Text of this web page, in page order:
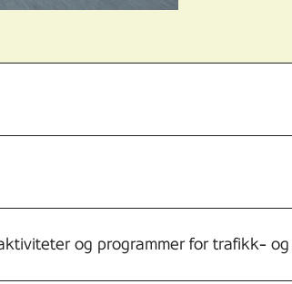
og programmer for trafikk-